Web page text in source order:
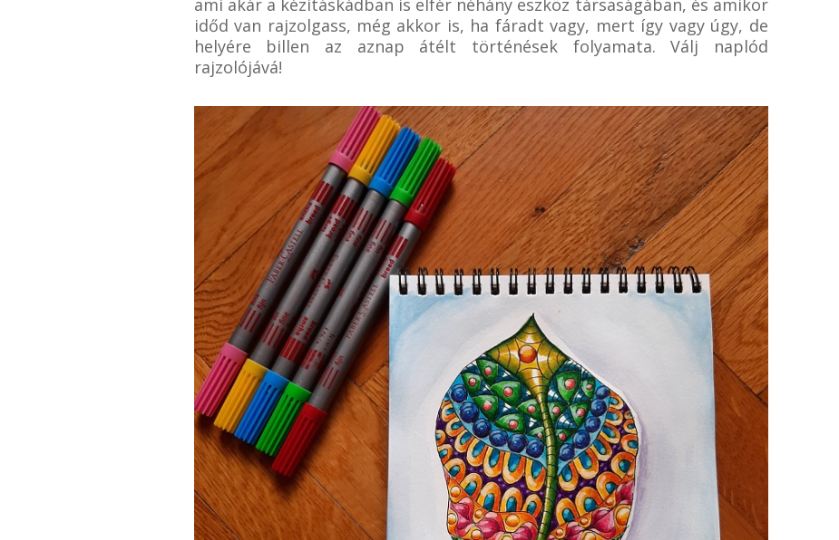
időd van rajzolgass, még akkor is, ha fáradt vagy, mert így vagy úgy, de
helyére billen az aznap átélt történések folyamata. Válj naplód
rajzolójává!